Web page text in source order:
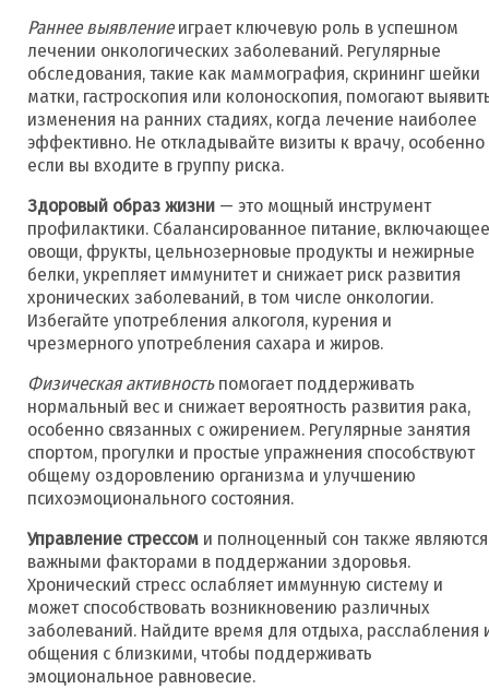
Раннее выявлениеиграет ключевую роль в успешном
лечении онкологических заболеваний. Регулярные
обследования, такие как маммография, скрининг шейки
матки, гастроскопия или колоноскопия, помогают
изменения на ранних стадиях, когда лечение наиболее
эффективно. Не откладывайте визиты к врачу, особенно
если вы входите в группу риска.
Здоровый образ жизни — это мощный инструмент
профилактики. Сбалансированное питание, включающее
овощи, фрукты, цельнозерновые продукты и нежирные
белки, укрепляет иммунитет и снижает риск развития
хронических заболеваний, в том числе онкологии.
Избегайте употребления алкоголя, курения и
чрезмерного употребления сахара и жиров.
Физическая активностьпомогает поддерживать
нормальный вес и снижает вероятность развития рака,
особенно связанных с ожирением. Регулярные занятия
спортом, прогулки и простые упражнения способствуют
общему оздоровлению организма и улучшению
психоэмоционального состояния.
Управление стрессом и полноценный сон также являются
важными факторами в поддержании здоровья.
Хронический стресс ослабляет иммунную систему и
может способствовать возникновению различных
заболеваний. Найдите время для отдыха, расслабления
общения с близкими, чтобы поддерживать
эмоциональное равновесие.